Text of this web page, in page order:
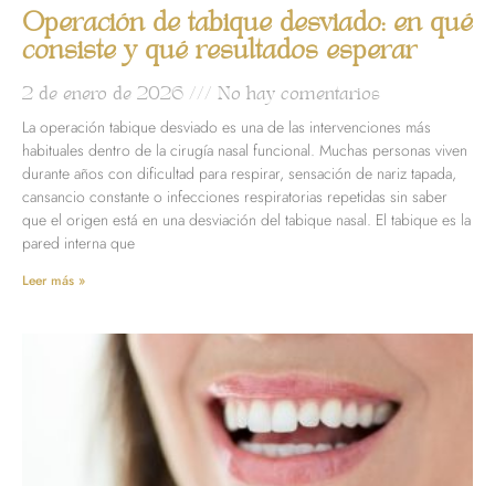
Operación de tabique desviado: en qué
consiste y qué resultados esperar
2 de enero de 2026 No hay comentarios
La operación tabique desviado es una de las intervenciones más
habituales dentro de la cirugía nasal funcional. Muchas personas viven
durante años con dificultad para respirar, sensación de nariz tapada,
cansancio constante o infecciones respiratorias repetidas sin saber
que el origen está en una desviación del tabique nasal. El tabique es la
pared interna que
Leer más »